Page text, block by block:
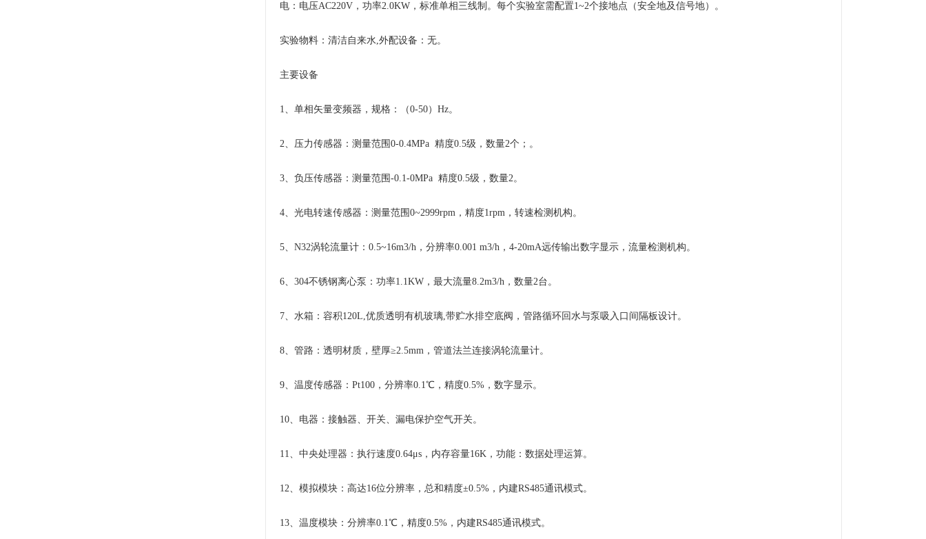
电：电压AC220V，功率2.0KW，标准单相三线制。每个实验室需配置1~2个接地点（安全地及信号地）。
实验物料：清洁自来水,外配设备：无。
主要设备
1、单相矢量变频器，规格：（0-50）Hz。
2、压力传感器：测量范围0-0.4MPa 精度0.5级，数量2个；。
3、负压传感器：测量范围-0.1-0MPa 精度0.5级，数量2。
4、光电转速传感器：测量范围0~2999rpm，精度1rpm，转速检测 机构。
5、N32涡轮流量计：0.5~16m3/h，分辨率0.001 m3/h，4-20mA远传输出数字显示，流量检测机构。
6、304不锈钢离心泵：功率1.1KW，最大流量8.2m3/h，数量2台。
7、水箱：容积120L,优质透明有机玻璃,带贮水排空底阀，管路循环回水与泵吸入口间隔板设计。
8、管路：透明材质，壁厚≥2.5mm，管道法兰连接涡轮流量计。
9、温度传感器：Pt100，分辨率0.1℃，精度0.5%，数字显示。
10、电器：接触器、开关、漏电保护空气开关。
11、中央处理器：执行速度0.64μs，内存容量16K，功能：数据处理运算。
12、模拟模块：高达16位分辨率，总和精度±0.5%，内建RS485通讯模式。
13、温度模块：分辨率0.1℃，精度0.5%，内建RS485通讯模式。